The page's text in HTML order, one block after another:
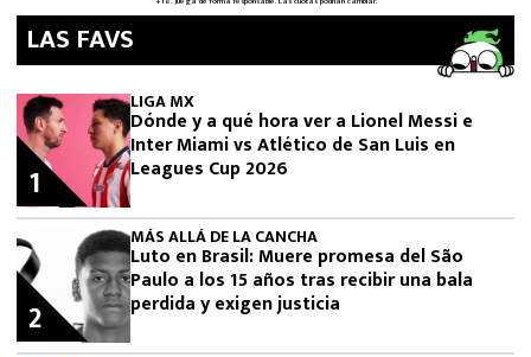
LAS FAVS
LIGA MX
Dónde y a qué hora ver a Lionel Messi e
Inter Miami vs Atlético de San Luis en
Leagues Cup 2026
1
MÁS ALLÁ DE LA CANCHA
Luto en Brasil: Muere promesa del São
Paulo a los 15 años tras recibir una bala
perdida y exigen justicia
2